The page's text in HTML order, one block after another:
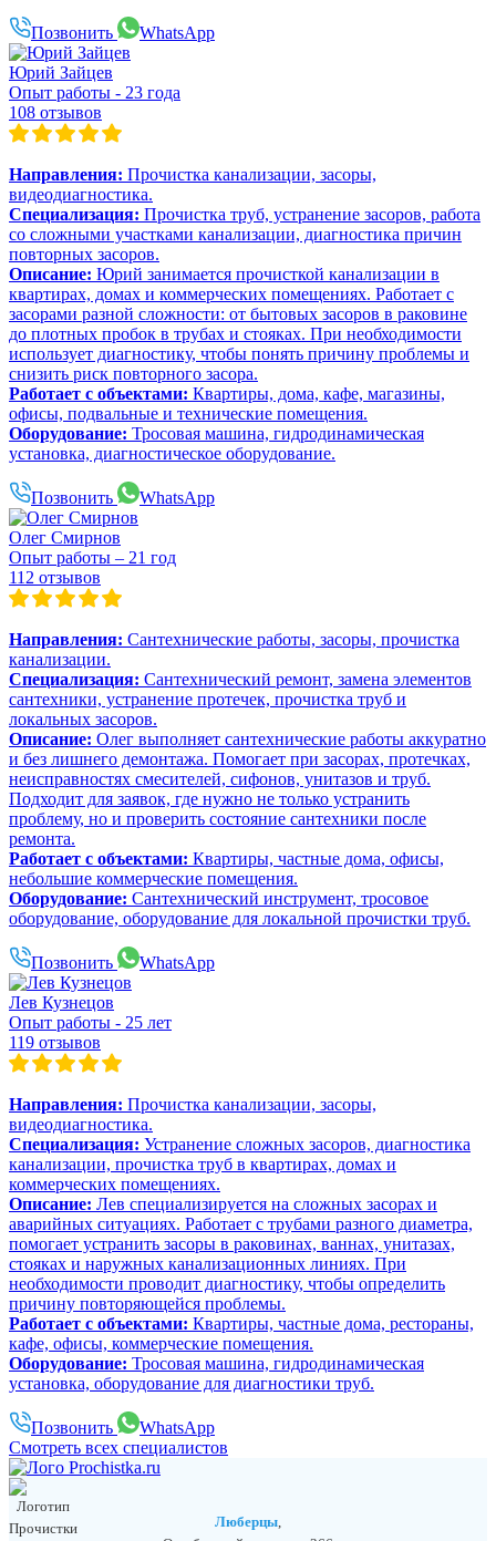
Позвонить WhatsApp
Юрий Зайцев
Опыт работы - 23 года
108 отзывов
Направления: Прочистка канализации, засоры,
видеодиагностика.
Специализация: Прочистка труб, устранение засоров, работа
со сложными участками канализации, диагностика причин
повторных засоров.
Описание: Юрий занимается прочисткой канализации в
квартирах, домах и коммерческих помещениях. Работает с
засорами разной сложности: от бытовых засоров в раковине
до плотных пробок в трубах и стояках. При необходимости
использует диагностику, чтобы понять причину проблемы и
снизить риск повторного засора.
Работает с объектами: Квартиры, дома, кафе, магазины,
офисы, подвальные и технические помещения.
Оборудование: Тросовая машина, гидродинамическая
установка, диагностическое оборудование.
Позвонить WhatsApp
Олег Смирнов
Опыт работы – 21 год
112 отзывов
Направления: Сантехнические работы, засоры, прочистка
канализации.
Специализация: Сантехнический ремонт, замена элементов
сантехники, устранение протечек, прочистка труб и
локальных засоров.
Описание: Олег выполняет сантехнические работы аккуратно
и без лишнего демонтажа. Помогает при засорах, протечках,
неисправностях смесителей, сифонов, унитазов и труб.
Подходит для заявок, где нужно не только устранить
проблему, но и проверить состояние сантехники после
ремонта.
Работает с объектами: Квартиры, частные дома, офисы,
небольшие коммерческие помещения.
Оборудование: Сантехнический инструмент, тросовое
оборудование, оборудование для локальной прочистки труб.
Позвонить WhatsApp
Лев Кузнецов
Опыт работы - 25 лет
119 отзывов
Направления: Прочистка канализации, засоры,
видеодиагностика.
Специализация: Устранение сложных засоров, диагностика
канализации, прочистка труб в квартирах, домах и
коммерческих помещениях.
Описание: Лев специализируется на сложных засорах и
аварийных ситуациях. Работает с трубами разного диаметра,
помогает устранить засоры в раковинах, ваннах, унитазах,
стояках и наружных канализационных линиях. При
необходимости проводит диагностику, чтобы определить
причину повторяющейся проблемы.
Работает с объектами: Квартиры, частные дома, рестораны,
кафе, офисы, коммерческие помещения.
Оборудование: Тросовая машина, гидродинамическая
установка, оборудование для диагностики труб.
Позвонить
WhatsApp
Смотреть всех специалистов
Люберцы,